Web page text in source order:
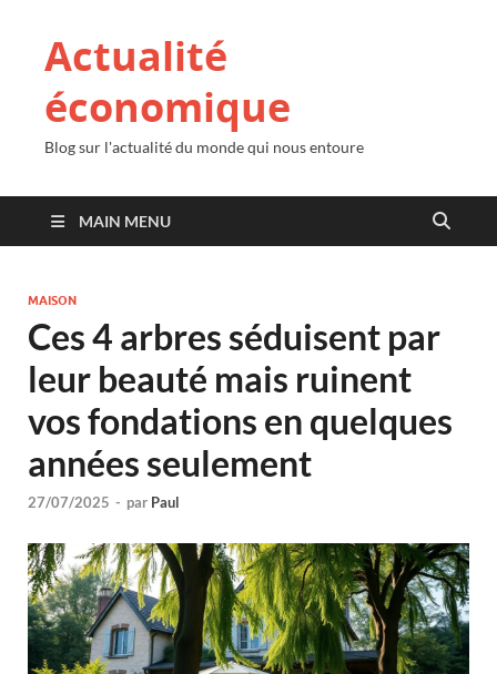
Actualité
économique
Blog sur l'actualité du monde qui nous entoure
MAIN MENU
MAISON
Ces 4 arbres séduisent par
leur beauté mais ruinent
vos fondations en quelques
années seulement
27/07/2025 - par Paul